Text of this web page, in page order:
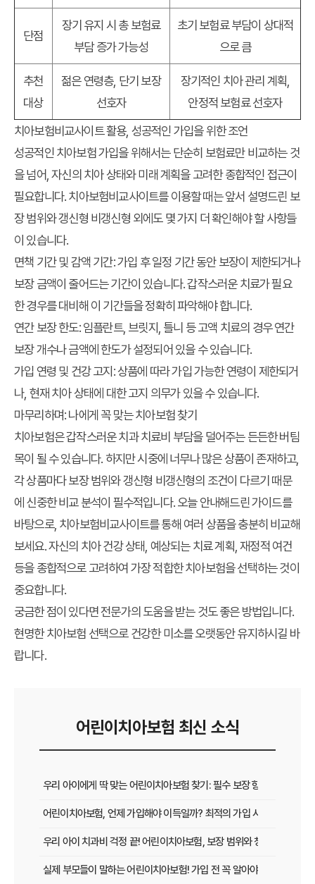
단점
장기 유지 시 총 보험료
부담 증가 가능성
초기 보험료 부담이 상대적
으로 큼
추천
대상
젊은 연령층, 단기 보장
선호자
장기적인 치아 관리 계획,
안정적 보험료 선호자
치아보험비교사이트 활용, 성공적인 가입을 위한 조언
성공적인 치아보험 가입을 위해서는 단순히 보험료만 비교하는 것
을 넘어, 자신의 치아 상태와 미래 계획을 고려한 종합적인 접근이
필요합니다.치아보험비교사이트를 이용할 때는 앞서 설명드린 보
장 범위와갱신형 비갱신형 외에도 몇 가지 더 확인해야 할 사항들
이 있습니다.
면책 기간 및 감액 기간: 가입 후 일정 기간 동안 보장이 제한되거나
보장 금액이 줄어드는 기간이 있습니다. 갑작스러운 치료가 필요
한 경우를 대비해 이 기간들을 정확히 파악해야 합니다.
연간 보장 한도: 임플란트, 브릿지, 틀니 등 고액 치료의 경우 연간
보장 개수나 금액에 한도가 설정되어 있을 수 있습니다.
가입 연령 및 건강 고지: 상품에 따라 가입 가능한 연령이 제한되거
나, 현재 치아 상태에 대한 고지 의무가 있을 수 있습니다.
마무리하며: 나에게 꼭 맞는 치아보험 찾기
치아보험은 갑작스러운 치과 치료비 부담을 덜어주는 든든한 버팀
목이 될 수 있습니다. 하지만 시중에 너무나 많은 상품이 존재하고,
각 상품마다보장 범위와갱신형 비갱신형의 조건이 다르기 때문
에 신중한 비교 분석이 필수적입니다. 오늘 안내해드린 가이드를
바탕으로, 치아보험비교사이트를 통해 여러 상품을 충분히 비교해
보세요. 자신의 치아 건강 상태, 예상되는 치료 계획, 재정적 여건
등을 종합적으로 고려하여 가장 적합한 치아보험을 선택하는 것이
중요합니다.
궁금한 점이 있다면 전문가의 도움을 받는 것도 좋은 방법입니다.
현명한 치아보험 선택으로 건강한 미소를 오랫동안 유지하시길 바
랍니다.
어린이치아보험 최신 소식
우리 아이에게 딱 맞는 어린이치아보험 찾기: 필수 보장 항목부터 가성
어린이치아보험, 언제 가입해야 이득일까? 최적의 가입 시점과 혜택 완
우리 아이 치과비 걱정 끝! 어린이치아보험, 보장 범위와 청구 방법 완벽
실제 부모들이 말하는 어린이치아보험! 가입 전 꼭 알아야 할 찐 후기와